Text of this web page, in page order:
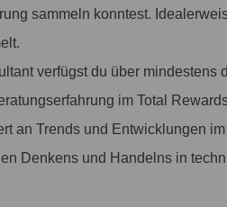
sammeln konntest.
verfügst du über mindestens
im Total
an Trends und Entwicklungen
Denkens und Handelns in